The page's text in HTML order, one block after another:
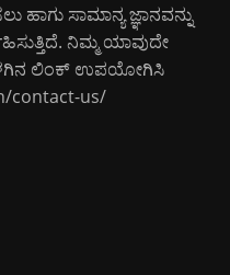
ಸಾಮಾನ್ಯ ಜ್ಞಾನವನ್ನು
ನಿಮ್ಮ ಯಾವುದೇ
ಲಿಂಕ್ ಉಪಯೋಗಿಸಿ
contact-us/